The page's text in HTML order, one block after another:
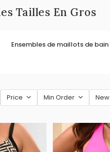
Tailles En Gros
Ensembles de maillots de bain
Price Min Order